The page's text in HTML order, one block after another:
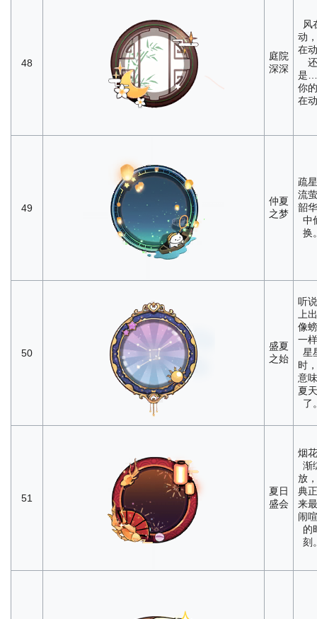
48
庭院
深深
风
动
在
还
是
你
在
49
仲夏
之梦
疏
流
韶
中
换
50
盛夏
之始
听
上
像
一
星
时
意
夏
了
51
夏日
盛会
烟
渐
放
典
来
闹
的
刻